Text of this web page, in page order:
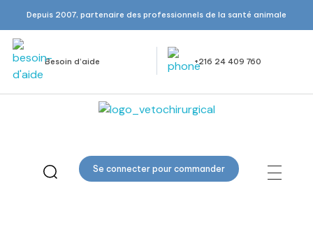
Depuis 2007, partenaire des professionnels de la santé animale
Besoin d’aide +216 24 409 760
Veto Chirurgical
Se connecter pour commander